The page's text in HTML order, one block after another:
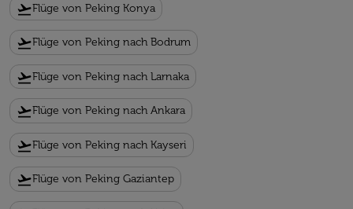
flight_takeoffFlüge von Peking Konya
flight_takeoffFlüge von Peking nach Bodrum
flight_takeoffFlüge von Peking nach Larnaka
flight_takeoffFlüge von Peking nach Ankara
flight_takeoffFlüge von Peking nach Kayseri
flight_takeoffFlüge von Peking Gaziantep